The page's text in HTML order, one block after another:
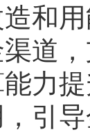
和
道
力
引